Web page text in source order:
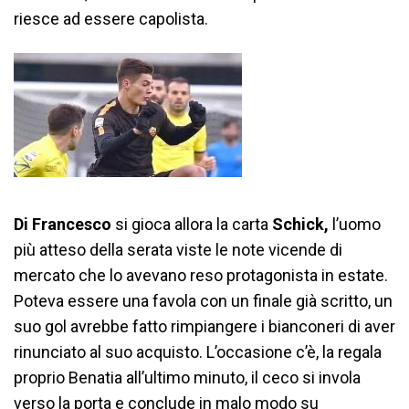
riesce ad essere capolista.
Di Francesco si gioca allora la carta Schick, l’uomo
più atteso della serata viste le note vicende di
mercato che lo avevano reso protagonista in estate.
Poteva essere una favola con un finale già scritto, un
suo gol avrebbe fatto rimpiangere i bianconeri di aver
rinunciato al suo acquisto. L’occasione c’è, la regala
proprio Benatia all’ultimo minuto, il ceco si invola
verso la porta e conclude in malo modo su